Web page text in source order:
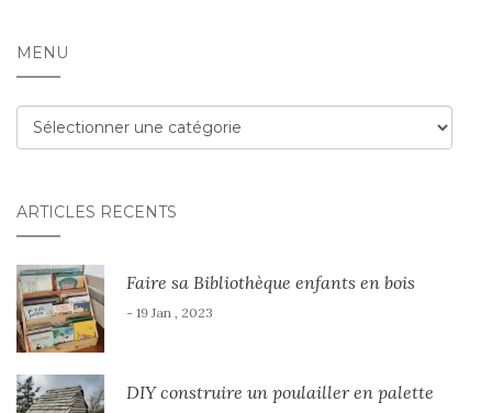
MENU
Menu
ARTICLES RÉCENTS
Faire sa Bibliothèque enfants en bois
- 19 Jan , 2023
DIY construire un poulailler en palette